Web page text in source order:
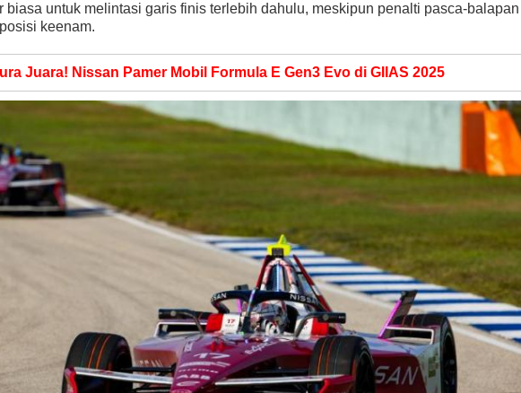
biasa untuk melintasi garis finis terlebih dahulu, meskipun penalti pasca-balapan
keenam.
Juara! Nissan Pamer Mobil Formula E Gen3 Evo di GIIAS 2025